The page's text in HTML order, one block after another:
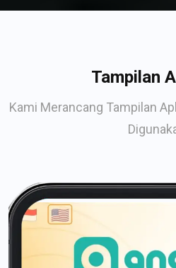
Tampilan
Kami Merancang Tampilan